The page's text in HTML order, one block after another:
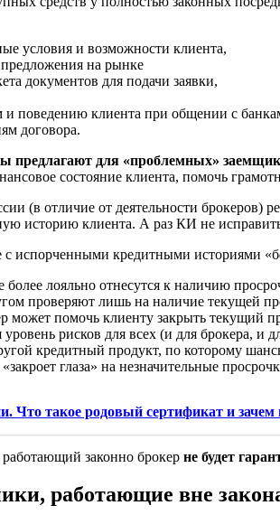
условия и возможности клиента,
на рынке
документов для подачи заявки,
и поведению клиента при общении с
договора.
предлагают для «проблемных»
состояние клиента, помочь
(в отличие от деятельности брокеров)
историю клиента. А раз КИ не
с испорченными кредитными историями
более лояльно отнесутся к наличию
проверяют лишь на наличие текущей
может помочь клиенту закрыть
рисков для всех (и для брокера, и
кредитный продукт, по которому
глаза» на незначительные
Что такое родовый сертификат и
законно брокер не будет
работающие вне